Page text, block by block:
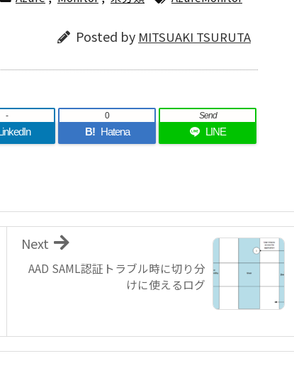
Posted by MITSUAKI TSURUTA
-
B! Hatena
0
LINE
Send
AAD SAML認証トラブル時に切り分
けに使えるログ
Next